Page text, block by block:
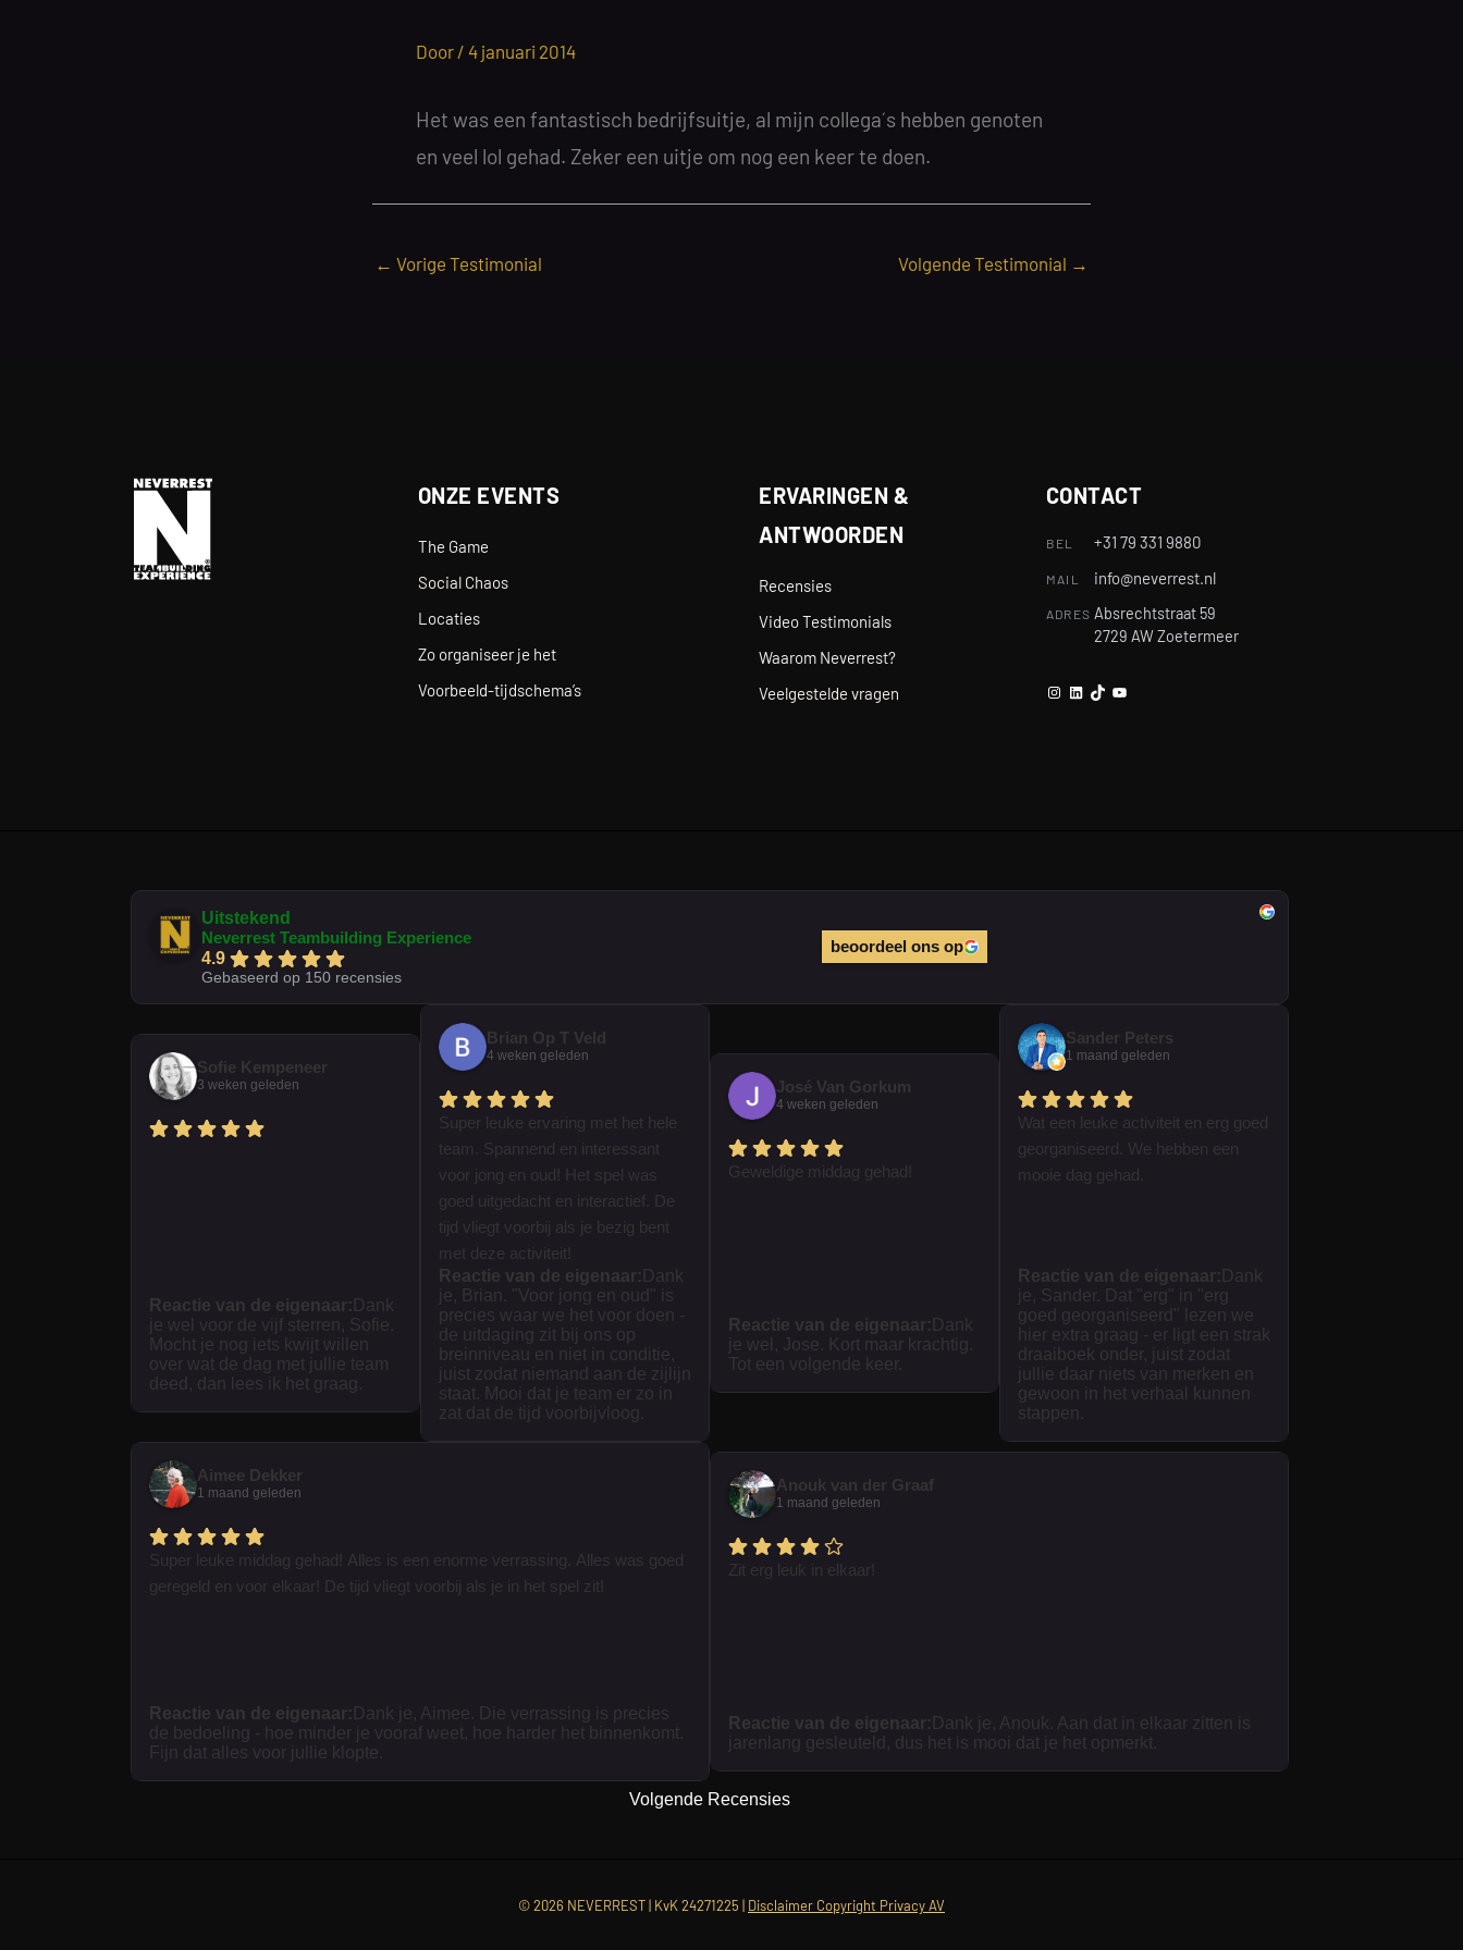
Door / 4 januari 2014
Het was een fantastisch bedrijfsuitje, al mijn collega´s hebben genoten
en veel lol gehad. Zeker een uitje om nog een keer te doen.
← Vorige Testimonial Volgende Testimonial →
ONZE EVENTS
The Game
Social Chaos
Locaties
Zo organiseer je het
Voorbeeld-tijdschema’s
ERVARINGEN &
ANTWOORDEN
Recensies
Video Testimonials
Waarom Neverrest?
Veelgestelde vragen
CONTACT
BEL +31 79 331 9880
MAIL info@neverrest.nl
ADRES Absrechtstraat 59
2729 AW Zoetermeer
Instagram
LinkedIn
TikTokYouTube
Uitstekend
Neverrest Teambuilding Experience
4.9
Gebaseerd op 150 recensies
beoordeel ons op
Sofie Kempeneer
3 weken geleden
Reactie van de eigenaar: Dank
je wel voor de vijf sterren, Sofie.
Mocht je nog iets kwijt willen
over wat de dag met jullie team
deed, dan lees ik het graag.
Brian Op T Veld
4 weken geleden
Super leuke ervaring met het hele
team. Spannend en interessant
voor jong en oud! Het spel was
goed uitgedacht en interactief. De
tijd vliegt voorbij als je bezig bent
met deze activiteit!
Reactie van de eigenaar: Dank
je, Brian. "Voor jong en oud" is
precies waar we het voor doen -
de uitdaging zit bij ons op
breinniveau en niet in conditie,
juist zodat niemand aan de zijlijn
staat. Mooi dat je team er zo in
zat dat de tijd voorbijvloog.
José Van Gorkum
4 weken geleden
Geweldige middag gehad!
Reactie van de eigenaar: Dank
je wel, Jose. Kort maar krachtig.
Tot een volgende keer.
Sander Peters
1 maand geleden
Wat een leuke activiteit en erg goed
georganiseerd. We hebben een
mooie dag gehad.
Reactie van de eigenaar: Dank
je, Sander. Dat "erg" in "erg
goed georganiseerd" lezen we
hier extra graag - er ligt een strak
draaiboek onder, juist zodat
jullie daar niets van merken en
gewoon in het verhaal kunnen
stappen.
Aimee Dekker
1 maand geleden
Super leuke middag gehad! Alles is een enorme verrassing. Alles was goed
geregeld en voor elkaar! De tijd vliegt voorbij als je in het spel zit!
Reactie van de eigenaar: Dank je, Aimee. Die verrassing is precies
de bedoeling - hoe minder je vooraf weet, hoe harder het binnenkomt.
Fijn dat alles voor jullie klopte.
Anouk van der Graaf
1 maand geleden
Zit erg leuk in elkaar!
Reactie van de eigenaar: Dank je, Anouk. Aan dat in elkaar zitten is
jarenlang gesleuteld, dus het is mooi dat je het opmerkt.
Volgende Recensies
© 2026 NEVERREST | KvK 24271225 | Disclaimer Copyright Privacy AV